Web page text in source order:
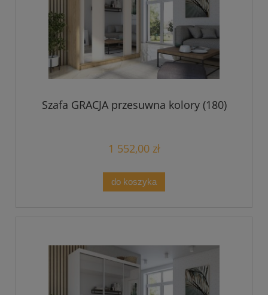
Szafa GRACJA przesuwna kolory (180)
1 552,00 zł
do koszyka